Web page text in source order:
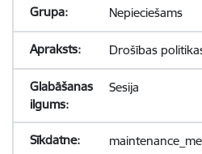
Nepieciešams
Drošības
Sesija